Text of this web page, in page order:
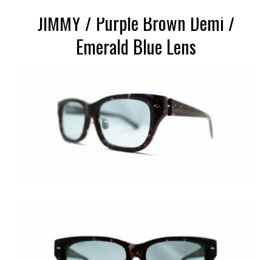
JIMMY / Purple Brown Demi /
Emerald Blue Lens